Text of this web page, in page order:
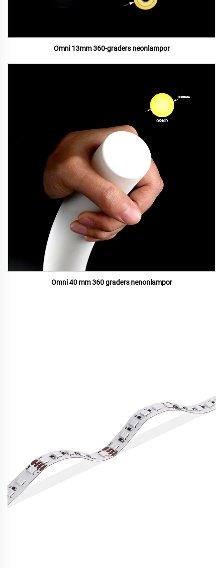
Omni 13mm 360-graders neonlampor
Omni 40 mm 360 graders nenonlampor